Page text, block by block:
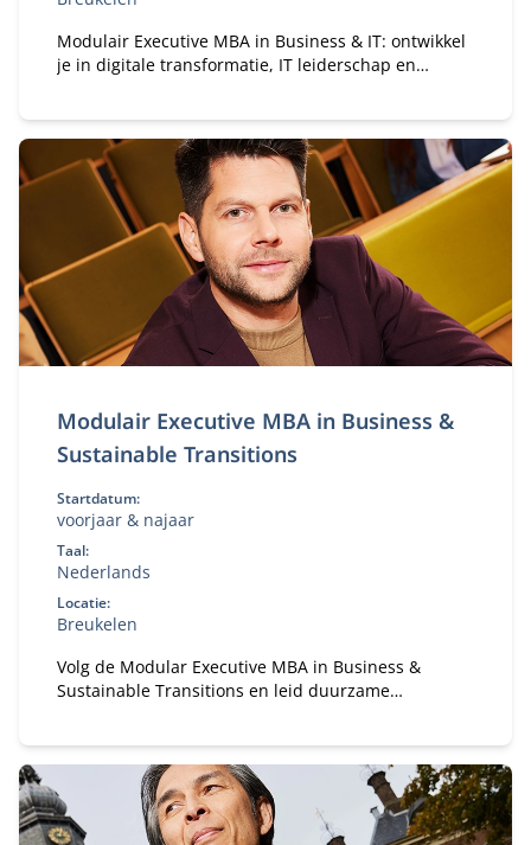
Modulair Executive MBA in Business & IT: ontwikkel
je in digitale transformatie, IT leiderschap en
Modulair Executive MBA in Business &
Sustainable Transitions
Startdatum:
voorjaar & najaar
Taal:
Nederlands
Locatie:
Breukelen
Volg de Modular Executive MBA in Business &
Sustainable Transitions en leid duurzame